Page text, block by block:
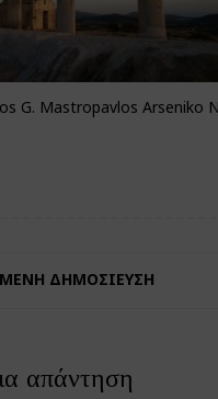
G. Mastropavlos Arseniko
ΔΗΜΟΣΊΕΥΣΗ
απάντηση